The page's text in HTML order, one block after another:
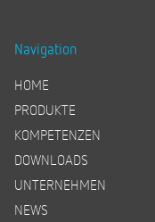
Navigation
HOME
PRODUKTE
KOMPETENZEN
DOWNLOADS
UNTERNEHMEN
NEWS